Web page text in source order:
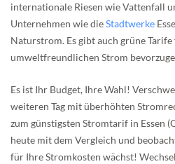
internationale Riesen wie Vattenfall
Unternehmen wie dieStadtwerke
Naturstrom. Es gibt auch grüne
umweltfreundlichen Strom
Es ist Ihr Budget, Ihre Wahl!
weiteren Tag mit überhöhten
zum günstigsten Stromtarif in Essen
heute mit dem Vergleich und
für Ihre Stromkosten wächst!